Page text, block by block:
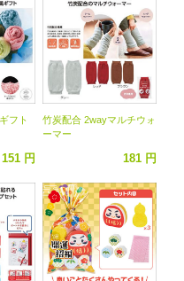
フト
151 円
竹炭配合 2wayマルチウォ
ーマー
181 円